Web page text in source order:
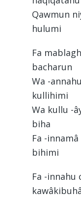
Qawmun
hulumi
Fa
bacharun
Wa -
kullihimi
Wa kullu -
biha
Fa -
bihimi
Fa -innahu